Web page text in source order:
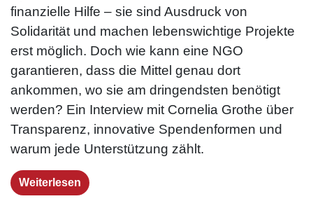
finanzielle Hilfe – sie sind Ausdruck von
Solidarität und machen lebenswichtige Projekte
erst möglich. Doch wie kann eine NGO
garantieren, dass die Mittel genau dort
ankommen, wo sie am dringendsten benötigt
werden? Ein Interview mit Cornelia Grothe über
Transparenz, innovative Spendenformen und
warum jede Unterstützung zählt.
Weiterlesen